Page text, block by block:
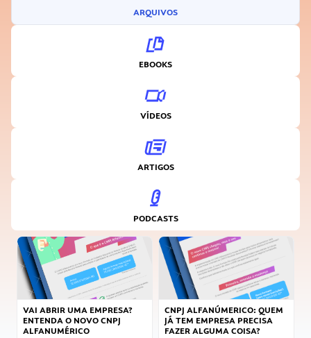
ARQUIVOS
EBOOKS
VÍDEOS
ARTIGOS
PODCASTS
VAI ABRIR UMA EMPRESA?
ENTENDA O NOVO CNPJ
ALFANUMÉRICO
CNPJ ALFANÚMERICO: QUEM
JÁ TEM EMPRESA PRECISA
FAZER ALGUMA COISA?